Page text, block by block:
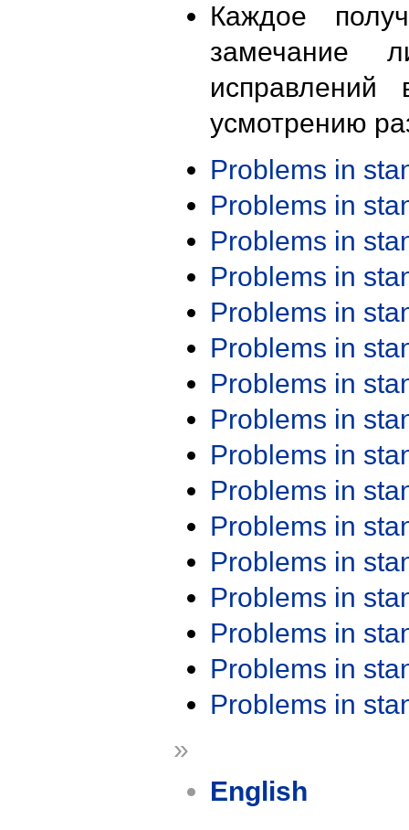
Каждое
замечание
исправлений
усмотрению
Problems in
Problems in
Problems in
Problems in
Problems in
Problems in
Problems in
Problems in
Problems in
Problems in
Problems in
Problems in
Problems in
Problems in
Problems in
Problems in
»
English